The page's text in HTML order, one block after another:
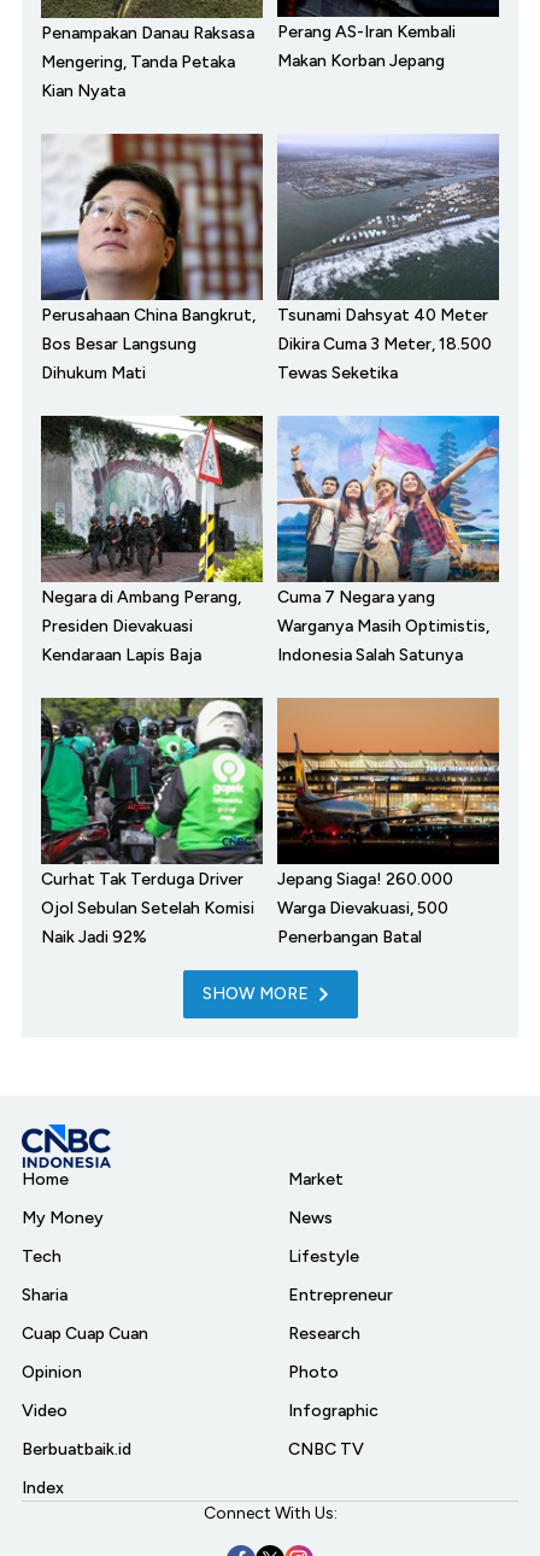
Penampakan Danau Raksasa
Mengering, Tanda Petaka
Kian Nyata
Perang AS-Iran Kembali
Makan Korban Jepang
Perusahaan China Bangkrut,
Bos Besar Langsung
Dihukum Mati
Tsunami Dahsyat 40 Meter
Dikira Cuma 3 Meter, 18.500
Tewas Seketika
Negara di Ambang Perang,
Presiden Dievakuasi
Kendaraan Lapis Baja
Cuma 7 Negara yang
Warganya Masih Optimistis,
Indonesia Salah Satunya
Curhat Tak Terduga Driver
Ojol Sebulan Setelah Komisi
Naik Jadi 92%
Jepang Siaga! 260.000
Warga Dievakuasi, 500
Penerbangan Batal
SHOW MORE
Home
My Money
Tech
Sharia
Cuap Cuap Cuan
Opinion
Video
Berbuatbaik.id
Index
Market
News
Lifestyle
Entrepreneur
Research
Photo
Infographic
CNBC TV
Connect With Us: